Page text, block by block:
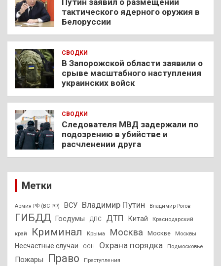
тактического ядерного оружия в
Белоруссии
СВОДКИ
В Запорожской области заявили о
срыве масштабного наступления
украинских войск
СВОДКИ
Следователя МВД задержали по
подозрению в убийстве и
расчленении друга
Метки
Армия РФ (ВС РФ) ВСУ Владимир Путин Владимир Рогов
ГИБДД Госдумы ДПС ДТП Китай Краснодарский
край Криминал Крыма Москва Москве Москвы
Несчастные случаи ООН Охрана порядка Подмосковье
Пожары Право Преступления